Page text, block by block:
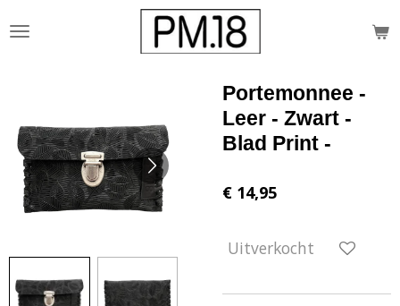
direct
Portemonnee -
Leer - Zwart -
Blad Print -
€ 14,95
Uitverkocht